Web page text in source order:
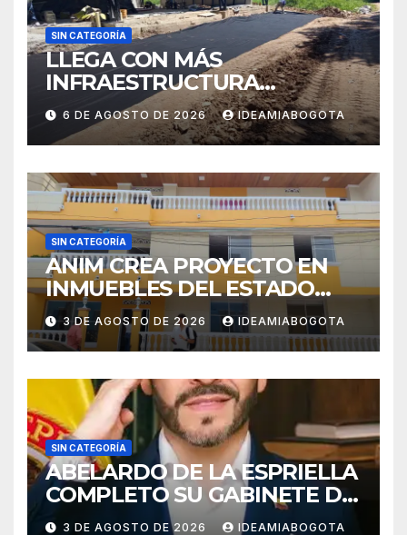
SIN CATEGORÍA
LLEGA CON MÁS
INFRAESTRUCTURA
EDUCATIVA A MAJAGUAL
SUCRE
6 DE AGOSTO DE 2026 IDEAMIABOGOTA
SIN CATEGORÍA
ANIM CREA PROYECTO EN
INMUEBLES DEL ESTADO
PARA VIVIENDA A MADRES
CABEZA DE FAMILIA
3 DE AGOSTO DE 2026 IDEAMIABOGOTA
SIN CATEGORÍA
ABELARDO DE LA ESPRIELLA
COMPLETO SU GABINETE DE
GOBIERNO
3 DE AGOSTO DE 2026 IDEAMIABOGOTA